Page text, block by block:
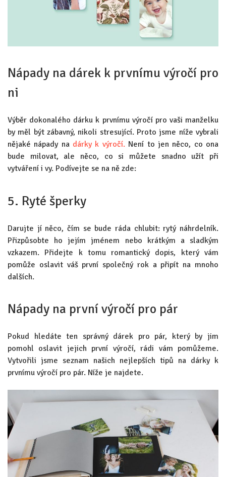
Nápady na dárek k prvnímu výročí pro
ni
Výběr dokonalého dárku k prvnímu výročí pro vaši manželku
by měl být zábavný, nikoli stresující. Proto jsme níže vybrali
nějaké nápady na dárky k výročí.Není to jen něco, co ona
bude milovat, ale něco, co si můžete snadno užít při
vytváření i vy. Podívejte se na ně zde:
5. Ryté šperky
Darujte jí něco, čím se bude ráda chlubit: rytý náhrdelník.
Přizpůsobte ho jejím jménem nebo krátkým a sladkým
vzkazem. Přidejte k tomu romantický dopis, který vám
pomůže oslavit váš první společný rok a připít na mnoho
dalších.
Nápady na první výročí pro pár
Pokud hledáte ten správný dárek pro pár, který by jim
pomohl oslavit jejich první výročí, rádi vám pomůžeme.
Vytvořili jsme seznam našich nejlepších tipů na dárky k
prvnímu výročí pro pár. Níže je najdete.